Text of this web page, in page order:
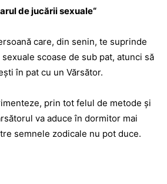
de jucării sexuale“
care, din senin, te suprinde
scoase de sub pat, atunci să
în pat cu un Vărsător.
prin tot felul de metode şi
va aduce în dormitor mai
semnele zodicale nu pot duce.